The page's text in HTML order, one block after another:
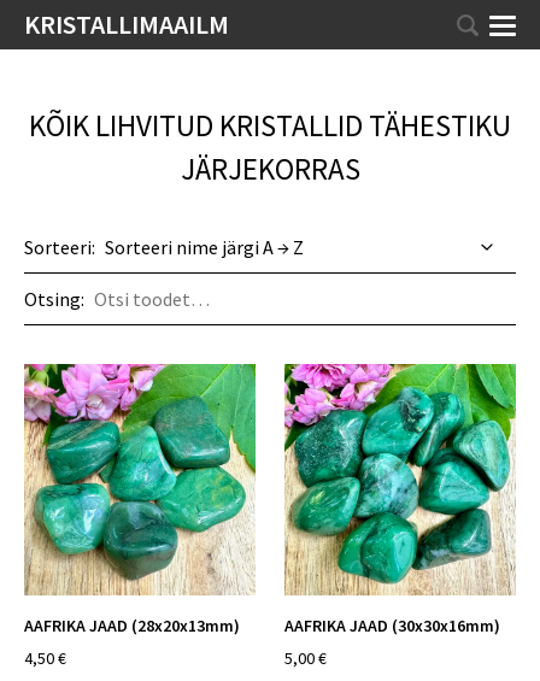
KRISTALLIMAAILM
KÕIK LIHVITUD KRISTALLID TÄHESTIKU
JÄRJEKORRAS
Sorteeri:
Otsing:
AAFRIKA JAAD (28x20x13mm)
4,50 €
AAFRIKA JAAD (30x30x16mm)
5,00 €